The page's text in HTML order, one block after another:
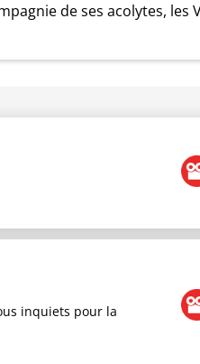
de ses acolytes, les
inquiets pour la